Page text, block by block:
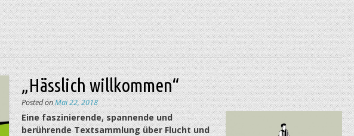
„Hässlich willkommen“
Posted onMai 22, 2018
Eine faszinierende, spannende und
berührende Textsammlung über Flucht und